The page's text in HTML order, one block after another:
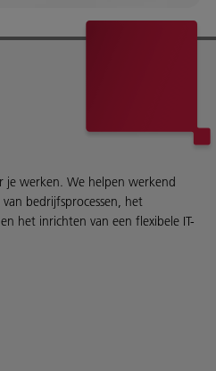
je werken. We helpen werkend
bedrijfsprocessen, het
het inrichten van een flexibele IT-